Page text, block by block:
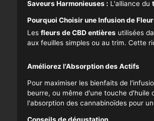
Saveurs Harmonieuses : L'alliance du
Pourquoi Choisir une Infusion de
Les fleurs de CBD entières utilisées
aux feuilles simples ou au trim. Cette
Améliorez l'Absorption des Actifs
Pour maximiser les bienfaits de
beurre, ou même d'une touche d'huile
l'absorption des cannabinoïdes pour